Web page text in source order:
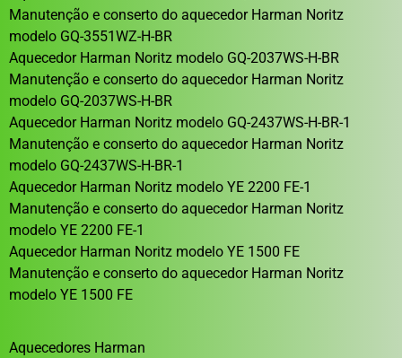
Manutenção e conserto do aquecedor Harman Noritz
modelo GQ-3551WZ-H-BR
Aquecedor Harman Noritz modelo GQ-2037WS-H-BR
Manutenção e conserto do aquecedor Harman Noritz
modelo GQ-2037WS-H-BR
Aquecedor Harman Noritz modelo GQ-2437WS-H-BR-1
Manutenção e conserto do aquecedor Harman Noritz
modelo GQ-2437WS-H-BR-1
Aquecedor Harman Noritz modelo YE 2200 FE-1
Manutenção e conserto do aquecedor Harman Noritz
modelo YE 2200 FE-1
Aquecedor Harman Noritz modelo YE 1500 FE
Manutenção e conserto do aquecedor Harman Noritz
modelo YE 1500 FE
Aquecedores Harman